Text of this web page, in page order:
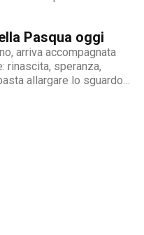
intersezionale.
cause sono
Pasqua oggi
arriva accompagnata
rinascita, speranza,
allargare lo sguardo